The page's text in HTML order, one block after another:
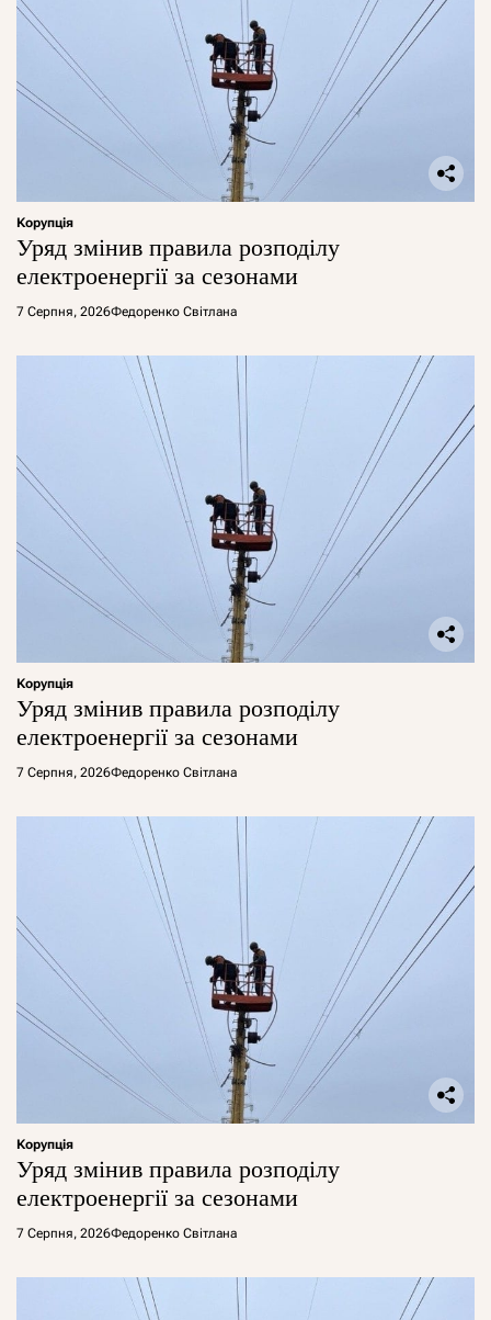
Корупція
Уряд змінив правила розподілу
електроенергії за сезонами
7 Серпня, 2026Федоренко Світлана
Корупція
Уряд змінив правила розподілу
електроенергії за сезонами
7 Серпня, 2026Федоренко Світлана
Корупція
Уряд змінив правила розподілу
електроенергії за сезонами
7 Серпня, 2026Федоренко Світлана